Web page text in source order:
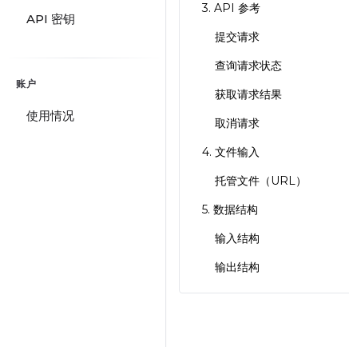
API 密钥
账户
使用情况
3. API 参考
提交请求
查询请求状态
获取请求结果
取消请求
4. 文件输入
托管文件（URL）
5. 数据结构
输入结构
输出结构